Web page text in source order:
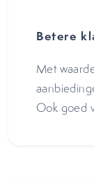
Betere
Met
Ook goed